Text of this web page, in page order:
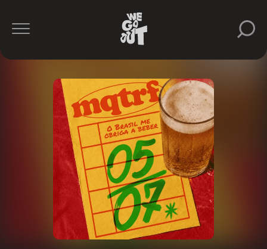
Nossa
https://www.instagram.com/nossacasa.bra/